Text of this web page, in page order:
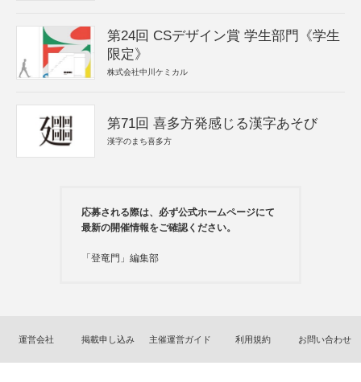
第24回 CSデザイン賞 学生部門《学生
限定》
株式会社中川ケミカル
第71回 喜多方発感じる漢字あそび
漢字のまち喜多方
応募される際は、必ず公式ホームページにて
最新の開催情報をご確認ください。
「登竜門」編集部
運営会社 掲載申し込み 主催運営ガイド 利用規約 お問い合わせ